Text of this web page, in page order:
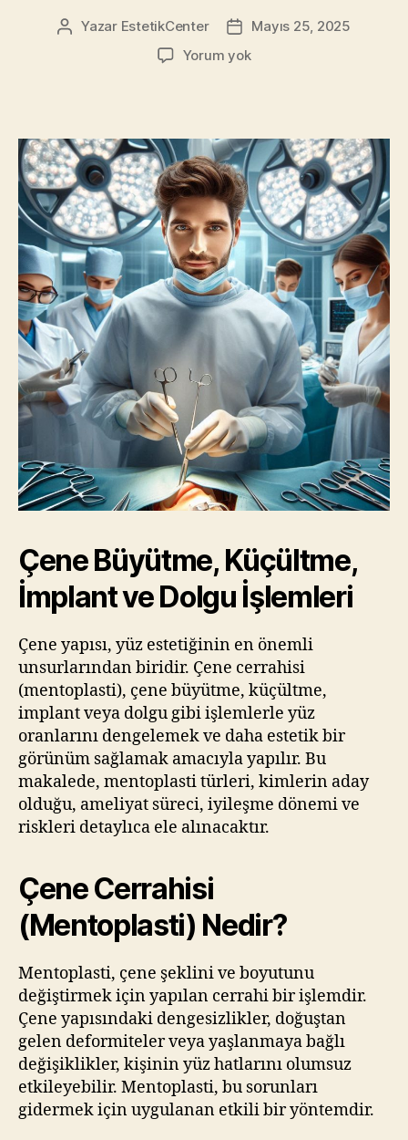
Yazının
Yazar EstetikCenter
Yazı
tarihi
Mayıs 25, 2025
Yorum yokÇene
Çene Büyütme, Küçültme,
İmplant ve Dolgu İşlemleri
Çene yapısı, yüz estetiğinin en önemli
unsurlarından biridir. Çene cerrahisi
(mentoplasti), çene büyütme, küçültme,
implant veya dolgu gibi işlemlerle yüz
oranlarını dengelemek ve daha estetik bir
görünüm sağlamak amacıyla yapılır. Bu
makalede, mentoplasti türleri, kimlerin aday
olduğu, ameliyat süreci, iyileşme dönemi ve
riskleri detaylıca ele alınacaktır.
Çene Cerrahisi
(Mentoplasti) Nedir?
Mentoplasti, çene şeklini ve boyutunu
değiştirmek için yapılan cerrahi bir işlemdir.
Çene yapısındaki dengesizlikler, doğuştan
gelen deformiteler veya yaşlanmaya bağlı
değişiklikler, kişinin yüz hatlarını olumsuz
etkileyebilir. Mentoplasti, bu sorunları
gidermek için uygulanan etkili bir yöntemdir.